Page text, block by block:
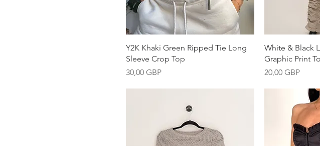
Vista rápida
Y2K Khaki Green Ripped Tie Long
Sleeve Crop Top
Precio
30,00 GBP
White & Black
Graphic Print
Precio
20,00 GBP